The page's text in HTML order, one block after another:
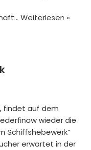
Weiterlesen »
findet auf dem
wieder die
Schiffshebewerk“
erwartet in der